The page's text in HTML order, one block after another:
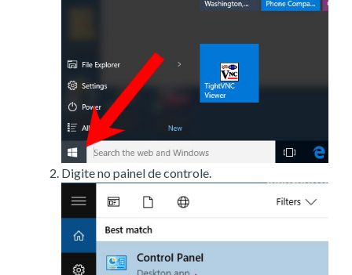
Digite no painel de controle.